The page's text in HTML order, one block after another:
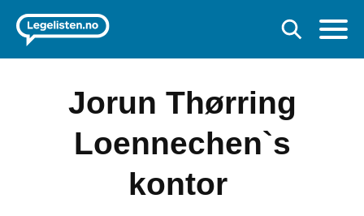
Jorun Thørring
Loennechen`s
kontor